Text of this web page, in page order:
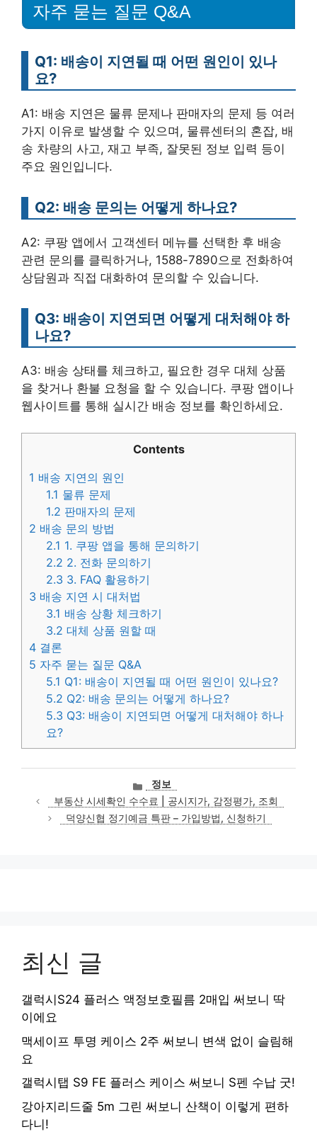
자주 묻는 질문 Q&A
Q1: 배송이 지연될 때 어떤 원인이 있나
요?
A1: 배송 지연은 물류 문제나 판매자의 문제 등 여러
가지 이유로 발생할 수 있으며, 물류센터의 혼잡, 배
송 차량의 사고, 재고 부족, 잘못된 정보 입력 등이
주요 원인입니다.
Q2: 배송 문의는 어떻게 하나요?
A2: 쿠팡 앱에서 고객센터 메뉴를 선택한 후 배송
관련 문의를 클릭하거나, 1588-7890으로 전화하여
상담원과 직접 대화하여 문의할 수 있습니다.
Q3: 배송이 지연되면 어떻게 대처해야 하
나요?
A3: 배송 상태를 체크하고, 필요한 경우 대체 상품
을 찾거나 환불 요청을 할 수 있습니다. 쿠팡 앱이나
웹사이트를 통해 실시간 배송 정보를 확인하세요.
Contents
1 배송 지연의 원인
1.1 물류 문제
1.2 판매자의 문제
2 배송 문의 방법
2.1 1. 쿠팡 앱을 통해 문의하기
2.2 2. 전화 문의하기
2.3 3. FAQ 활용하기
3 배송 지연 시 대처법
3.1 배송 상황 체크하기
3.2 대체 상품 원할 때
4 결론
5 자주 묻는 질문 Q&A
5.1 Q1: 배송이 지연될 때 어떤 원인이 있나요?
5.2 Q2: 배송 문의는 어떻게 하나요?
5.3 Q3: 배송이 지연되면 어떻게 대처해야 하나
요?
카
테
고
리
정보
부동산 시세확인 수수료 | 공시지가, 감정평가, 조회
덕양신협 정기예금 특판 – 가입방법, 신청하기
최신 글
갤럭시S24 플러스 액정보호필름 2매입 써보니 딱
이에요
맥세이프 투명 케이스 2주 써보니 변색 없이 슬림해
요
갤럭시탭 S9 FE 플러스 케이스 써보니 S펜 수납 굿!
강아지리드줄 5m 그린 써보니 산책이 이렇게 편하
다니!